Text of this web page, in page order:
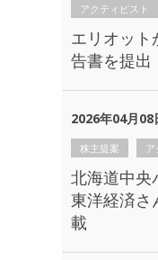
アクティビスト
エリオット
告書を提出
2026年04月08
株主提案 ア
北海道中央
東洋経済さ
載